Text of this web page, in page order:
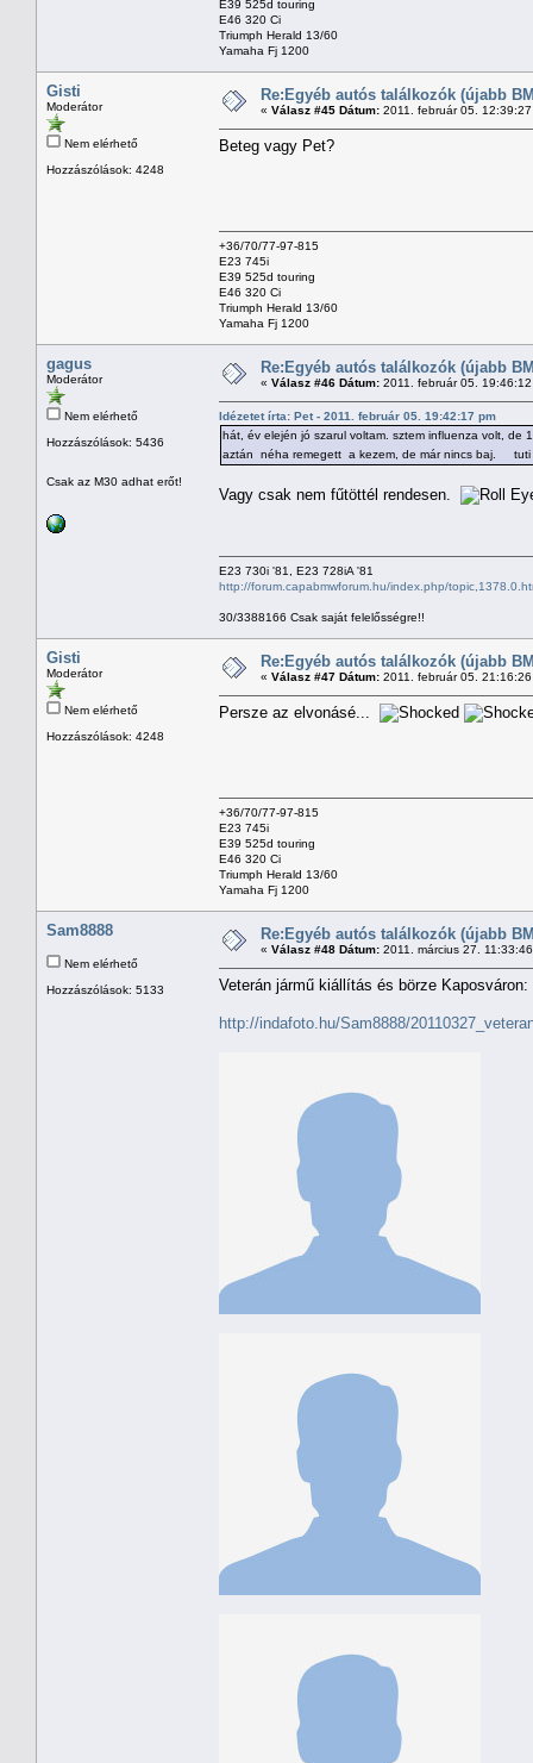
E39 525d touring
E46 320 Ci
Triumph Herald 13/60
Yamaha Fj 1200
Gisti
Moderátor
Nem elérhető
Hozzászólások: 4248
Re:Egyéb autós találkozók (újabb
« Válasz #45 Dátum: 2011. február 05.
Beteg vagy Pet?
+36/70/77-97-815
E23 745i
E39 525d touring
E46 320 Ci
Triumph Herald 13/60
Yamaha Fj 1200
gagus
Moderátor
Nem elérhető
Hozzászólások: 5436
Csak az M30 adhat erőt!
Re:Egyéb autós találkozók (újabb
« Válasz #46 Dátum: 2011. február 05.
Idézetet írta: Pet - 2011. február 05. 19:42:17 pm
hát, év elején jó szarul voltam. sztem influenza volt, de
aztán néha remegett a kezem, de már nincs baj. tuti
Vagy csak nem fűtöttél rendesen.
E23 730i '81, E23 728iA '81
http://forum.capabmwforum.hu/index.php/
30/3388166 Csak saját felelősségre!!
Gisti
Moderátor
Nem elérhető
Hozzászólások: 4248
Re:Egyéb autós találkozók (újabb
« Válasz #47 Dátum: 2011. február 05.
Persze az elvonásé...
+36/70/77-97-815
E23 745i
E39 525d touring
E46 320 Ci
Triumph Herald 13/60
Yamaha Fj 1200
Sam8888
Nem elérhető
Hozzászólások: 5133
Re:Egyéb autós találkozók (újabb
« Válasz #48 Dátum: 2011. március 27.
Veterán jármű kiállítás és börze Kaposváron:
http://indafoto.hu/Sam8888/